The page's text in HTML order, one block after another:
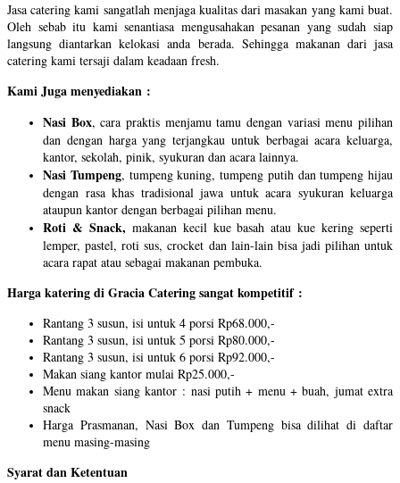
Jasa catering kami sangatlah menjaga kualitas dari masakan yang kami buat.
Oleh sebab itu kami senantiasa mengusahakan pesanan yang sudah siap
langsung diantarkan kelokasi anda berada. Sehingga makanan dari jasa
catering kami tersaji dalam keadaan fresh.
Kami Juga menyediakan :
Nasi Box, cara praktis menjamu tamu dengan variasi menu pilihan
dan dengan harga yang terjangkau untuk berbagai acara keluarga,
kantor, sekolah, pinik, syukuran dan acara lainnya.
Nasi Tumpeng, tumpeng kuning, tumpeng putih dan tumpeng hijau
dengan rasa khas tradisional jawa untuk acara syukuran keluarga
ataupun kantor dengan berbagai pilihan menu.
Roti & Snack, makanan kecil kue basah atau kue kering seperti
lemper, pastel, roti sus, crocket dan lain-lain bisa jadi pilihan untuk
acara rapat atau sebagai makanan pembuka.
Harga katering di Gracia Catering sangat kompetitif :
Rantang 3 susun, isi untuk 4 porsi Rp68.000,-
Rantang 3 susun, isi untuk 5 porsi Rp80.000,-
Rantang 3 susun, isi untuk 6 porsi Rp92.000,-
Makan siang kantor mulai Rp25.000,-
Menu makan siang kantor : nasi putih + menu + buah, jumat extra
snack
Harga Prasmanan, Nasi Box dan Tumpeng bisa dilihat di daftar
menu masing-masing
Syarat dan Ketentuan